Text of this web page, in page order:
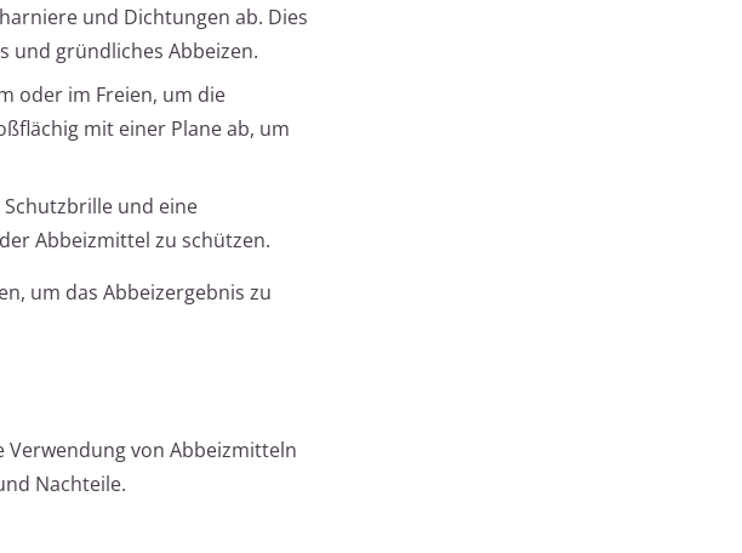
und Dichtungen ab. Dies
und gründliches Abbeizen.
oder im Freien, um die
mit einer Plane ab, um
Schutzbrille und eine
Abbeizmittel zu schützen.
um das Abbeizergebnis zu
Verwendung von Abbeizmitteln
Nachteile.